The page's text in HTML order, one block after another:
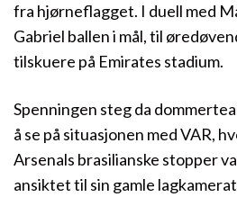
fra hjørneflagget. I duell med
Gabriel ballen i mål, til
tilskuere på Emirates stadium.
Spenningen steg da
å se på situasjonen med VAR,
Arsenals brasilianske stopper
ansiktet til sin gamle